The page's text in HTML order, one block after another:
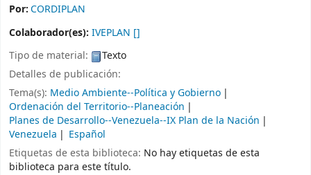
Por:CORDIPLAN
Colaborador(es): IVEPLAN []
Tipo de material:
Texto
Detalles de publicación:
Tema(s): Medio Ambiente--Política y Gobierno
Ordenación del Territorio--Planeación
Planes de Desarrollo--Venezuela--IX Plan de la Nación
Venezuela
Español
Etiquetas de esta biblioteca: No hay etiquetas de esta
biblioteca para este título.